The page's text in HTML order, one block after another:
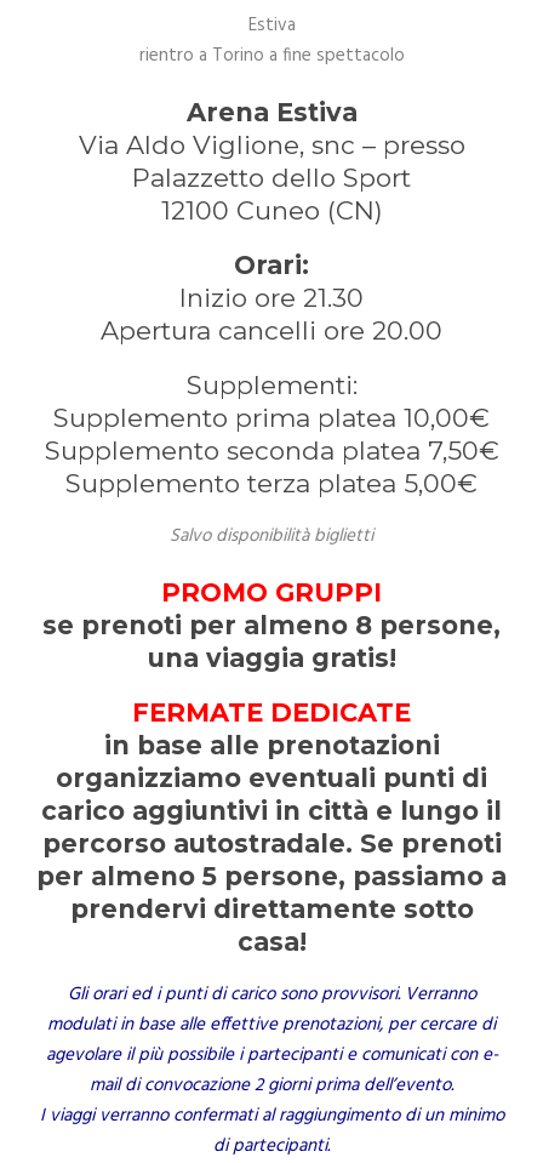
Estiva
rientro a Torino a fine spettacolo
Arena Estiva
Via Aldo Viglione, snc – presso
Palazzetto dello Sport
12100 Cuneo (CN)
Orari:
Inizio ore 21.30
Apertura cancelli ore 20.00
Supplementi:
Supplemento prima platea 10,00€
Supplemento seconda platea 7,50€
Supplemento terza platea 5,00€
Salvo disponibilità biglietti
PROMO GRUPPI
se prenoti per almeno 8 persone,
una viaggia gratis!
FERMATE DEDICATE
in base alle prenotazioni
organizziamo eventuali punti di
carico aggiuntivi in città e lungo il
percorso autostradale. Se prenoti
per almeno 5 persone, passiamo a
prendervi direttamente sotto
casa!
Gli orari ed i punti di carico sono provvisori. Verranno
modulati in base alle effettive prenotazioni, per cercare di
agevolare il più possibile i partecipanti e comunicati con e-
mail di convocazione 2 giorni prima dell’evento.
I viaggi verranno confermati al raggiungimento di un minimo
di partecipanti.